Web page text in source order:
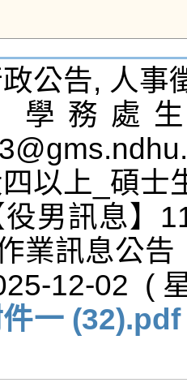
公告, 人事
學務處
以上_碩士
男訊息】
業訊息公告
12-02  (
件一 (32).pdf